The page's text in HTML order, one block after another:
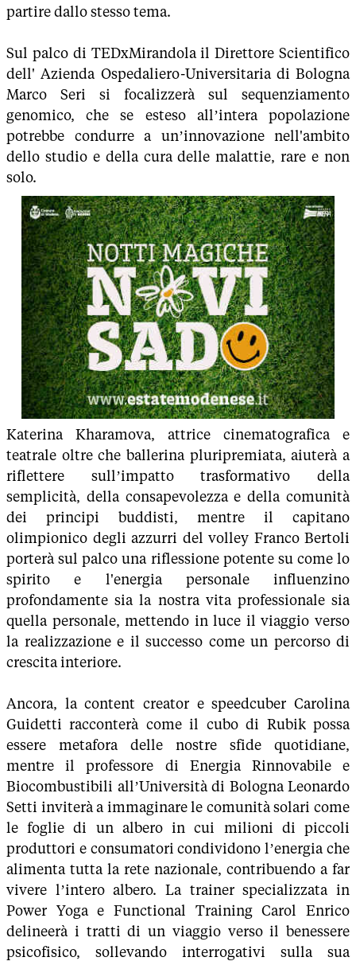
partire dallo stesso tema.
Sul palco di TEDxMirandola il Direttore Scientifico
dell' Azienda Ospedaliero-Universitaria di Bologna
Marco Seri si focalizzerà sul sequenziamento
genomico, che se esteso all’intera popolazione
potrebbe condurre a un’innovazione nell'ambito
dello studio e della cura delle malattie, rare e non
solo.
Katerina Kharamova, attrice cinematografica e
teatrale oltre che ballerina pluripremiata, aiuterà a
riflettere sull’impatto trasformativo della
semplicità, della consapevolezza e della comunità
dei principi buddisti, mentre il capitano
olimpionico degli azzurri del volley Franco Bertoli
porterà sul palco una riflessione potente su come lo
spirito e l'energia personale influenzino
profondamente sia la nostra vita professionale sia
quella personale, mettendo in luce il viaggio verso
la realizzazione e il successo come un percorso di
crescita interiore.
Ancora, la content creator e speedcuber Carolina
Guidetti racconterà come il cubo di Rubik possa
essere metafora delle nostre sfide quotidiane,
mentre il professore di Energia Rinnovabile e
Biocombustibili all’Università di Bologna Leonardo
Setti inviterà a immaginare le comunità solari come
le foglie di un albero in cui milioni di piccoli
produttori e consumatori condividono l’energia che
alimenta tutta la rete nazionale, contribuendo a far
vivere l’intero albero. La trainer specializzata in
Power Yoga e Functional Training Carol Enrico
delineerà i tratti di un viaggio verso il benessere
psicofisico, sollevando interrogativi sulla sua